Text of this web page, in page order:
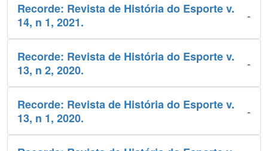
Recorde: Revista de História do Esporte v.
14, n 1, 2021.
-
Recorde: Revista de História do Esporte v.
13, n 2, 2020.
-
Recorde: Revista de História do Esporte v.
13, n 1, 2020.
-